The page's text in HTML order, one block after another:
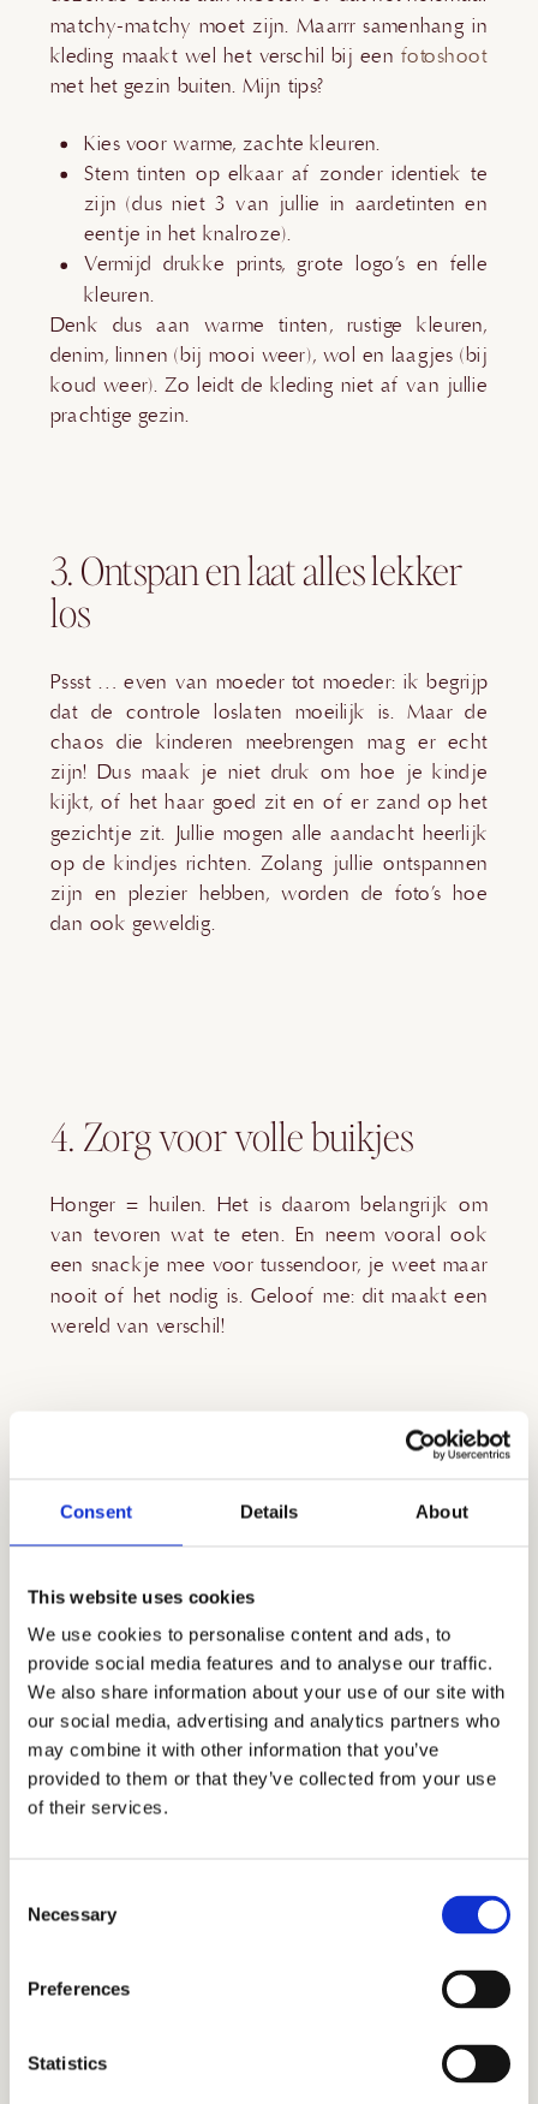
Consent Details About
This website uses cookies
We use cookies to personalise content and ads, to
provide social media features and to analyse our traffic.
We also share information about your use of our site with
our social media, advertising and analytics partners who
may combine it with other information that you’ve
provided to them or that they’ve collected from your use
of their services.
Selection
Necessary
Preferences
Statistics
matchy-matchy moet zijn. Maarrr samenhang in
kleding maakt wel het verschil bij eenfotoshoot
met het gezin buiten. Mijn tips?
Kies voor warme, zachte kleuren.
Stem tinten op elkaar af zonder identiek te
zijn (dus niet 3 van jullie in aardetinten en
eentje in het knalroze).
Vermijd drukke prints, grote logo’s en felle
kleuren.
Denk dus aan warme tinten, rustige kleuren,
denim, linnen (bij mooi weer), wol en laagjes (bij
koud weer). Zo leidt de kleding niet af van jullie
prachtige gezin.
3. Ontspan en laat alles lekker
los
Pssst … even van moeder tot moeder: ik begrijp
dat de controle loslaten moeilijk is. Maar de
chaos die kinderen meebrengen mag er echt
zijn! Dus maak je niet druk om hoe je kindje
kijkt, of het haar goed zit en of er zand op het
gezichtje zit. Jullie mogen alle aandacht heerlijk
op de kindjes richten. Zolang jullie ontspannen
zijn en plezier hebben, worden de foto’s hoe
dan ook geweldig.
4. Zorg voor volle buikjes
Honger = huilen. Het is daarom belangrijk om
van tevoren wat te eten. En neem vooral ook
een snackje mee voor tussendoor, je weet maar
nooit of het nodig is. Geloof me: dit maakt een
wereld van verschil!
Een fotoshoot met het gezin buiten werkt het
allerbeste op een plek waar kinderen vrij kunnen
open veld of een andere rustige plek in de
natuur. Zowel in de regio Utrecht als aan de kust
weet ik de mooiste plekjes te vinden. Ik denk
dan ook graag met jullie mee.
6. ‘Foto’ is het verboden woord
de foto’, maar ‘we gaan lekker spelen’. Dat is
zoeken schelpjes, rennen een stukje, geven
dikke knuffels, kietelen en ontdekken de
omgeving. Ondertussen maak ik foto’s, vaak
zonder dat de kinderen dat echt doorhebben.